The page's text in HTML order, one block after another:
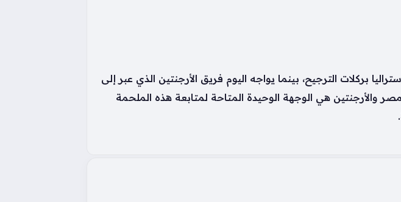
بركلات الترجيح، بينما يواجه اليوم فريق الأرجنتين الذي عبر إلى
مصر والأرجنتين هي الوجهة الوحيدة المتاحة لمتابعة هذه الملحمة